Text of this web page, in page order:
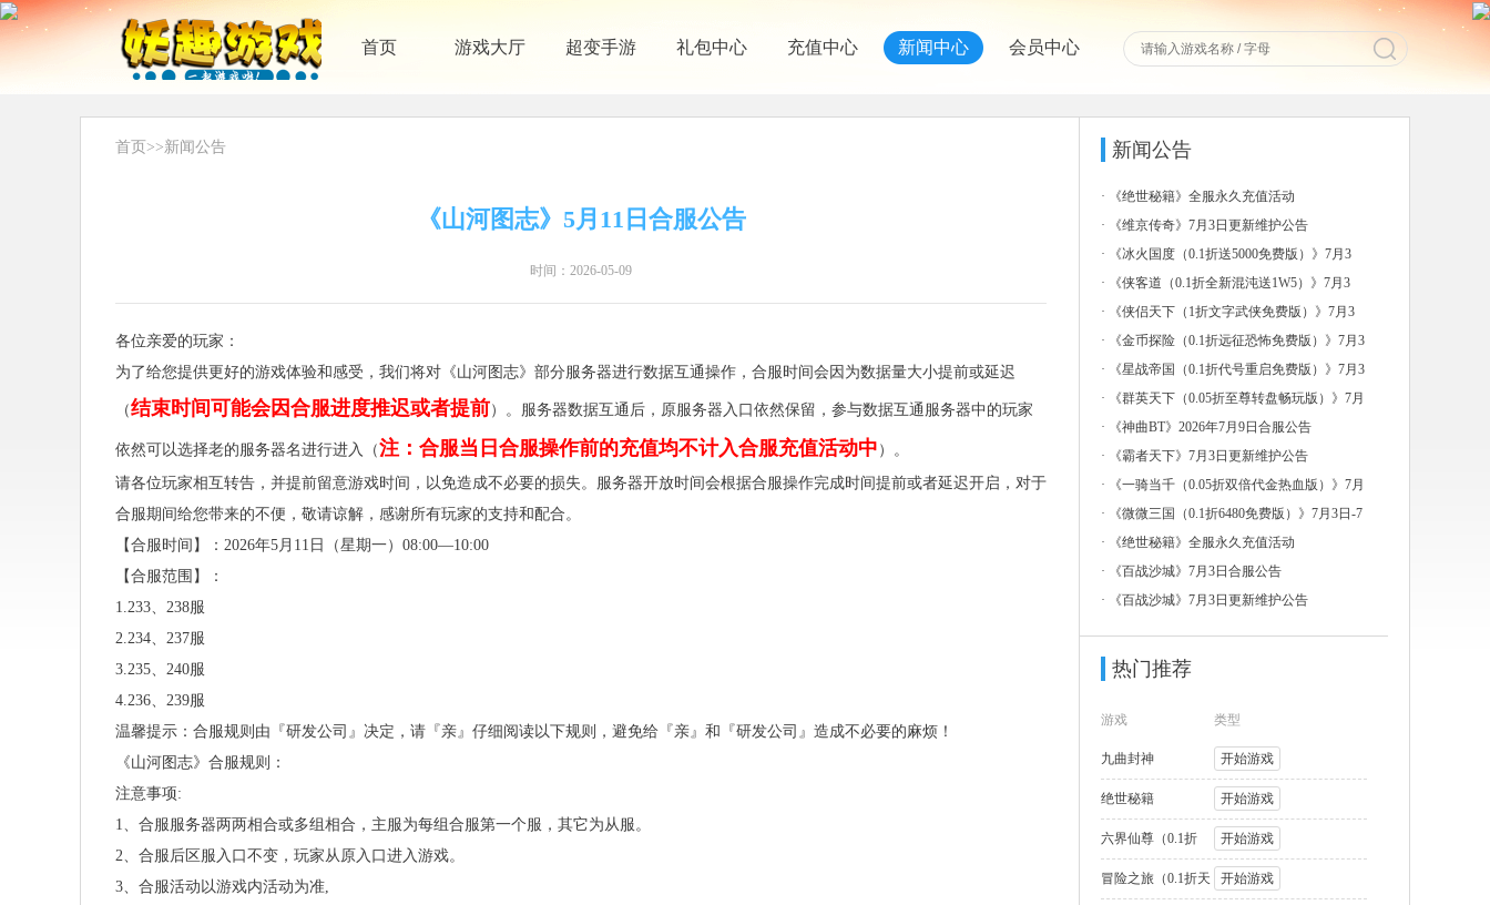
首页 游戏大厅 超变手游 礼包中心 充值中心 新闻中心 会员中心
首页 >>新闻公告
《山河图志》5月11日合服公告
时间：2026-05-09
各位亲爱的玩家：
为了给您提供更好的游戏体验和感受，我们将对《山河图志》部分服务器进行数据互通操作，合服时间会因为数据量大小提前或延迟
（结束时间可能会因合服进度推迟或者提前）。服务器数据互通后，原服务器入口依然保留，参与数据互通服务器中的玩家
依然可以选择老的服务器名进行进入（注：合服当日合服操作前的充值均不计入合服充值活动中 ）。
请各位玩家相互转告，并提前留意游戏时间，以免造成不必要的损失。服务器开放时间会根据合服操作完成时间提前或者延迟开启，对于
合服期间给您带来的不便，敬请谅解，感谢所有玩家的支持和配合。
【合服时间】：2026年5月11日（星期一）08:00—10:00
【合服范围】：
1.233、238服
2.234、237服
3.235、240服
4.236、239服
温馨提示：合服规则由『研发公司』决定，请『亲』仔细阅读以下规则，避免给『亲』和『研发公司』造成不必要的麻烦！
《山河图志》合服规则：
注意事项:
1、合服服务器两两相合或多组相合，主服为每组合服第一个服，其它为从服。
2、合服后区服入口不变，玩家从原入口进入游戏。
3、合服活动以游戏内活动为准,
新闻公告
·
《绝世秘籍》全服永久充值活动
·
《维京传奇》7月3日更新维护公告
·
《冰火国度（0.1折送5000免费版）》7月3
日-7
·
《侠客道（0.1折全新混沌送1W5）》7月3
日-7月
·
《侠侣天下（1折文字武侠免费版）》7月3
日-7月6日
·
《金币探险（0.1折远征恐怖免费版）》7月3
日-7月
·
《星战帝国（0.1折代号重启免费版）》7月3
日-7月
·
《群英天下（0.05折至尊转盘畅玩版）》7月
3日-7
·
《神曲BT》2026年7月9日合服公告
·
《霸者天下》7月3日更新维护公告
·
《一骑当千（0.05折双倍代金热血版）》7月
3日-7
·
《微微三国（0.1折6480免费版）》7月3日-7
月
·
《绝世秘籍》全服永久充值活动
·
《百战沙城》7月3日合服公告
·
《百战沙城》7月3日更新维护公告
热门推荐
游戏 类型
九曲封神 开始游戏
绝世秘籍 开始游戏
六界仙尊（0.1折
2000福利版
开始游戏
冒险之旅（0.1折天 开始游戏